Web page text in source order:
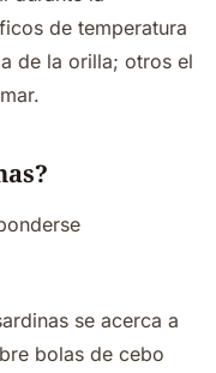
de temperatura
de la orilla; otros el
se acerca a
bolas de cebo